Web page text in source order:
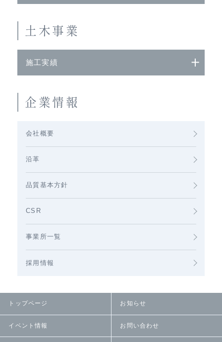
土木事業
施工実績
企業情報
会社概要
沿革
品質基本方針
CSR
事業所一覧
採用情報
トップページ お知らせ
イベント情報 お問い合わせ